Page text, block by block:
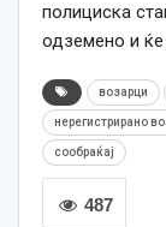
полициска
одземено и ќе
возарци
нерегистрирано
сообраќај
487